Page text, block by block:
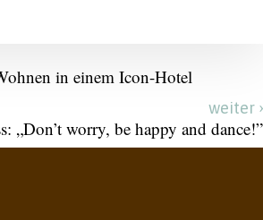
in einem Icon-Hotel
weiter ›
„Don’t worry, be happy and dance!”